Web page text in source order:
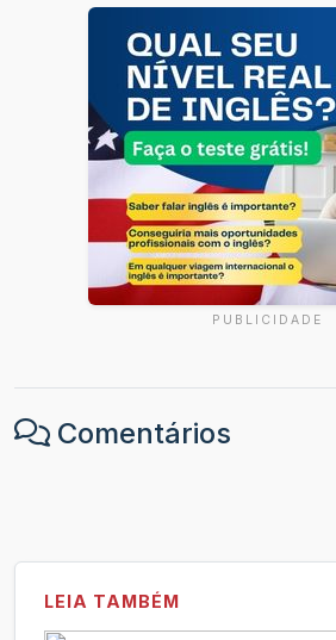
PUBLICIDADE
Comentários
LEIA TAMBÉM